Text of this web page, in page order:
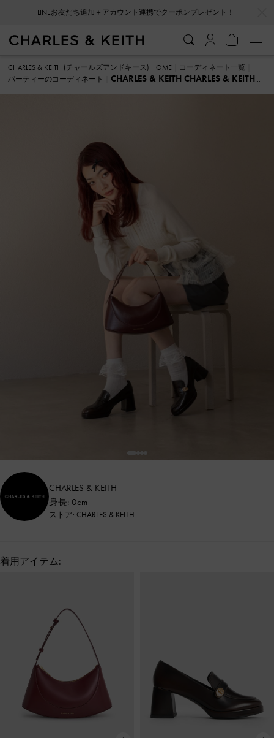
LINEお友だち追加＋アカウント連携でクーポンプレゼント！
CHARLES & KEITH (チャールズアンドキース) HOME
コーディネート一覧
パーティーのコーディネート
CHARLES & KEITH CHARLES & KEITH
CHARLES & KEITH
身長: 0cm
ストア: CHARLES & KEITH
着用アイテム: